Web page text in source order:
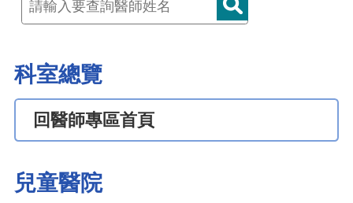
科室總覽
回醫師專區首頁
兒童醫院